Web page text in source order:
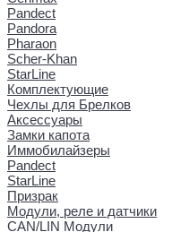
Pandect
Pandora
Pharaon
Scher-Khan
StarLine
Комплектующие
Чехлы для Брелков
Аксессуары
Замки капота
Иммобилайзеры
Pandect
StarLine
Призрак
Модули, реле и датчики
CAN/LIN Модули